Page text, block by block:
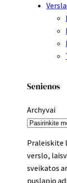
Senienos
Archyvai
Praleiskite
verslo,
sveikatos
puslapio